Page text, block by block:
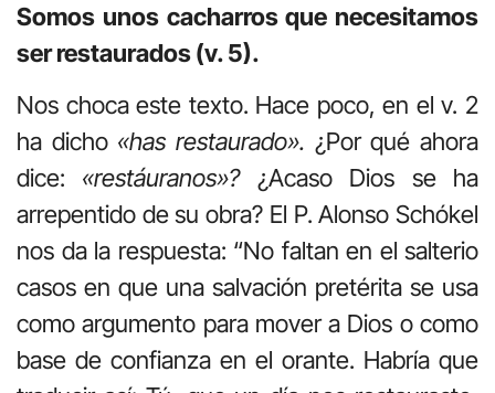
Somos unos cacharros que necesitamos
ser restaurados (v. 5).
Nos choca este texto. Hace poco, en el v. 2
ha dicho «has restaurado». ¿Por qué ahora
dice: «restáuranos»? ¿Acaso Dios se ha
arrepentido de su obra? El P. Alonso Schókel
nos da la respuesta: “No faltan en el salterio
casos en que una salvación pretérita se usa
como argumento para mover a Dios o como
base de confianza en el orante. Habría que